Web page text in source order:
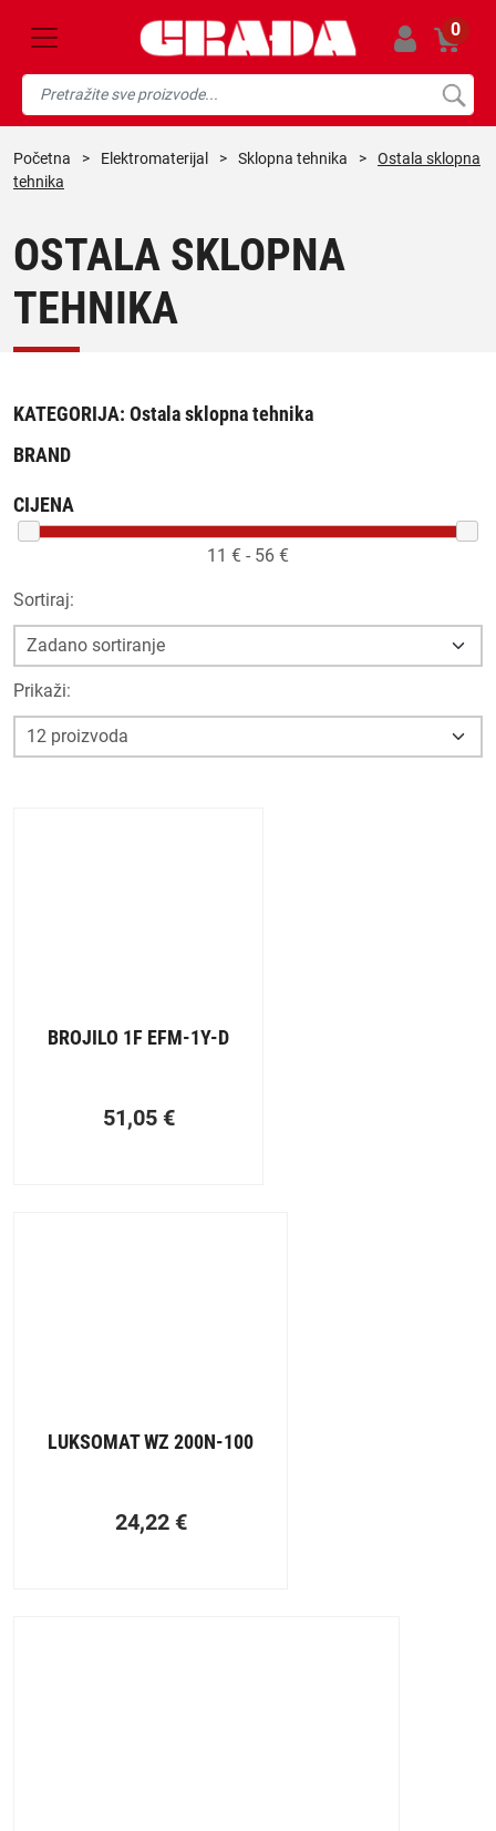
0
početna > elektromaterijal > sklopna tehnika >
Ostala sklopna
tehnika
OSTALA SKLOPNA
TEHNIKA
KATEGORIJA: Ostala sklopna tehnika
BRAND
CIJENA
11 € - 56 €
Sortiraj:
Prikaži:
BROJILO 1F EFM-1Y-D
51,05 €
LUKSOMAT WZ 200N-100
24,22 €